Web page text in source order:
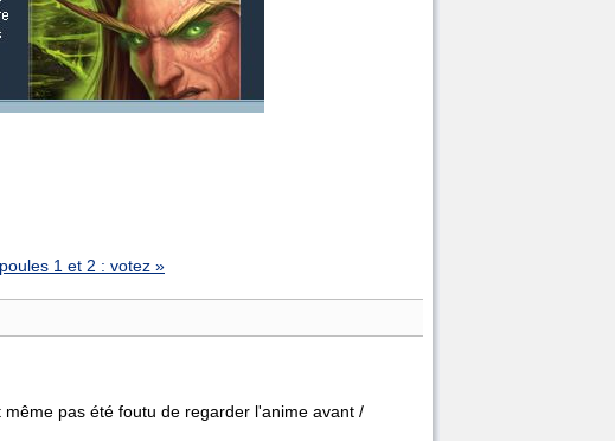
1 et 2 : votez »
pas été foutu de regarder l'anime avant /